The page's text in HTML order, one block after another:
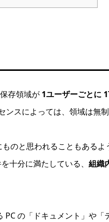
存領域が 1ユーザーごとに
ンスによっては、領域は無
のと思われることもあるよ
十分に満たしている、 組織
の「ドキュメント」や「